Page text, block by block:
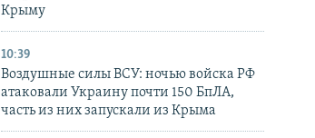
Крыму
10:39
Воздушные силы ВСУ: ночью войска РФ
атаковали Украину почти 150 БпЛА,
часть из них запускали из Крыма